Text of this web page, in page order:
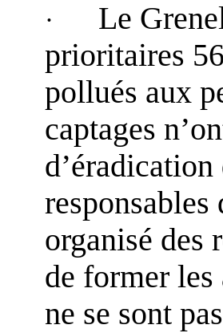
·
Le
prioritaires
pollués aux
captages
responsables
organisé des
de former
ne se sont